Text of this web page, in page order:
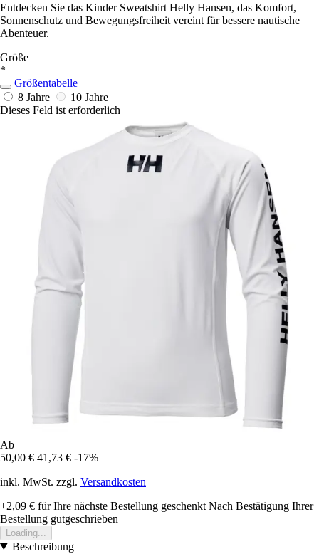
Entdecken Sie das Kinder Sweatshirt Helly Hansen, das Komfort,
Sonnenschutz und Bewegungsfreiheit vereint für bessere nautische
Abenteuer.
Größe
*
Größentabelle
8 Jahre
10 Jahre
Dieses Feld ist erforderlich
Ab
50,00 € 41,73 € -17%
inkl. MwSt. zzgl. Versandkosten
+2,09 € für Ihre nächste Bestellung geschenkt Nach Bestätigung Ihrer
Bestellung gutgeschrieben
Loading...
Beschreibung